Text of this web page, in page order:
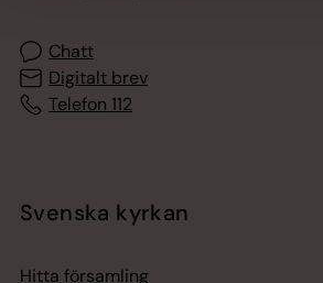
Chatt
Digitalt brev
Telefon 112
Svenska kyrkan
Hitta församling